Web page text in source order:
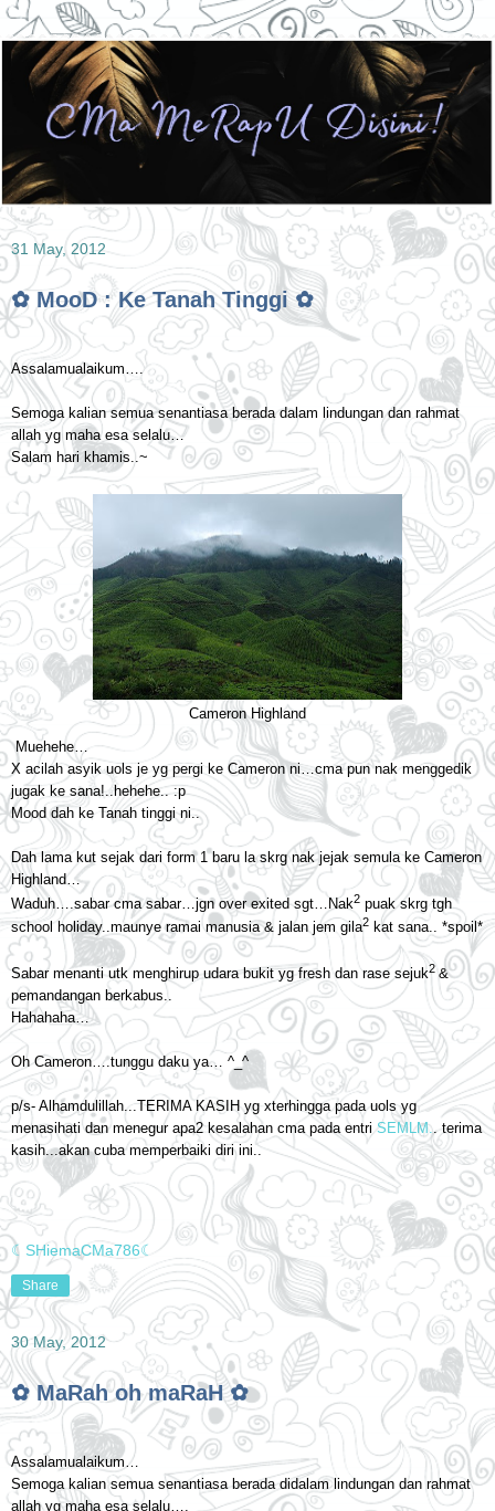
31 May, 2012
✿ MooD : Ke Tanah Tinggi ✿
Assalamualaikum….
Semoga kalian semua senantiasa berada dalam lindungan dan rahmat
allah yg maha esa selalu…
Salam hari khamis..~
Cameron Highland
Muehehe…
X acilah asyik uols je yg pergi ke Cameron ni…cma pun nak menggedik
jugak ke sana!..hehehe.. :p
Mood dah ke Tanah tinggi ni..
Dah lama kut sejak dari form 1 baru la skrg nak jejak semula ke Cameron
Highland…
Waduh….sabar cma sabar…jgn over exited sgt…Nak2 puak skrg tgh
school holiday..maunye ramai manusia & jalan jem gila2 kat sana.. *spoil*
Sabar menanti utk menghirup udara bukit yg fresh dan rase sejuk2&
pemandangan berkabus..
Hahahaha…
Oh Cameron….tunggu daku ya… ^_^
p/s- Alhamdulillah...TERIMA KASIH yg xterhingga pada uols yg
menasihati dan menegur apa2 kesalahan cma pada entri SEMLM.. terima
kasih...akan cuba memperbaiki diri ini..
☾SHiemaCMa786☾
Share
30 May, 2012
✿ MaRah oh maRaH ✿
Assalamualaikum…
Semoga kalian semua senantiasa berada didalam lindungan dan rahmat
allah yg maha esa selalu….